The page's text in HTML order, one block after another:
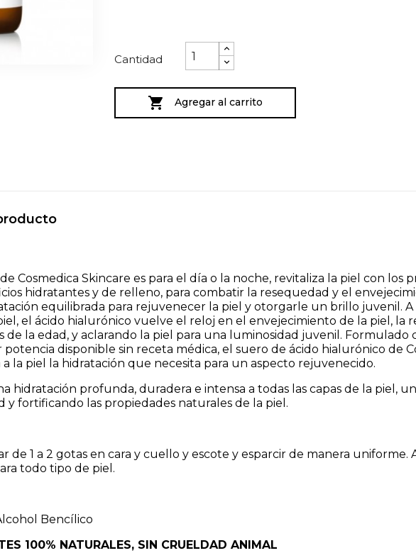
Cantidad
 Agregar al carrito
Cosmedica Skincare es para el día o la noche, revitaliza la piel con los
hidratantes y de relleno, para combatir la resequedad y el
equilibrada para rejuvenecer la piel y otorgarle un brillo juvenil.
el ácido hialurónico vuelve el reloj en el envejecimiento de la piel, la
de la edad, y aclarando la piel para una luminosidad juvenil. Formulado
disponible sin receta médica, el suero de ácido hialurónico de
la piel la hidratación que necesita para un aspecto rejuvenecido.
hidratación profunda, duradera e intensa a todas las capas de la piel,
fortificando las propiedades naturales de la piel.
de 1 a 2 gotas en cara y cuello y escote y esparcir de manera uniforme.
todo tipo de piel.
Bencílico
100% NATURALES, SIN CRUELDAD ANIMAL